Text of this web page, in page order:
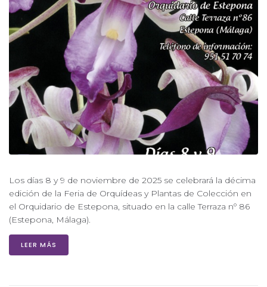
Los días 8 y 9 de noviembre de 2025 se celebrará la décima
edición de la Feria de Orquídeas y Plantas de Colección en
el Orquidario de Estepona, situado en la calle Terraza nº 86
(Estepona, Málaga).
LEER MÁS